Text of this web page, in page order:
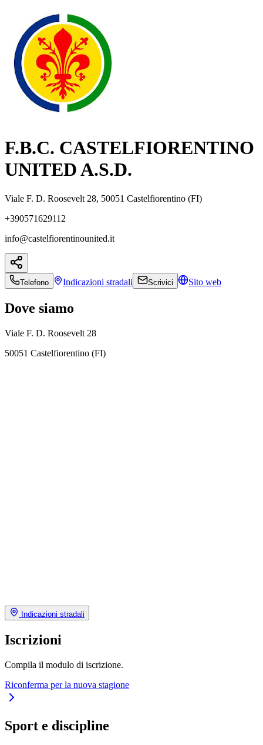
F.B.C. CASTELFIORENTINO
UNITED A.S.D.
Viale F. D. Roosevelt 28, 50051 Castelfiorentino (FI)
+390571629112
info@castelfiorentinounited.it
Telefono Indicazioni stradali Scrivici Sito web
Dove siamo
Viale F. D. Roosevelt 28
50051 Castelfiorentino (FI)
Indicazioni stradali
Iscrizioni
Compila il modulo di iscrizione.
Riconferma per la nuova stagione
Sport e discipline